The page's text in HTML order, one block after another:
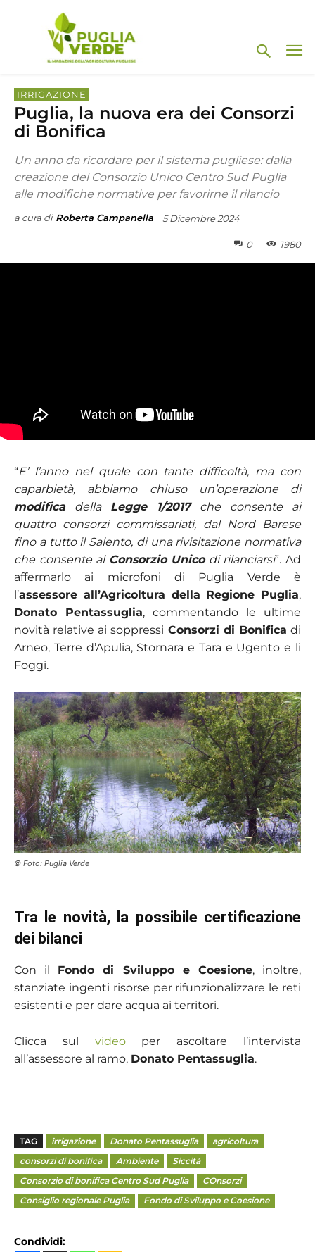
IRRIGAZIONE
Puglia, la nuova era dei Consorzi
di Bonifica
Un anno da ricordare per il sistema pugliese: dalla
creazione del Consorzio Unico Centro Sud Puglia
alle modifiche normative per favorirne il rilancio
a cura di Roberta Campanella 5 Dicembre 2024
0 1980
“E’ l’anno nel quale con tante difficoltà, ma con
caparbietà, abbiamo chiuso un’operazione di
modificadella Legge 1/2017che consente ai
quattro consorzi commissariati, dal Nord Barese
fino a tutto il Salento, di una rivisitazione normativa
che consente al Consorzio Unicodi rilanciarsi”. Ad
affermarlo ai microfoni di Puglia Verde è
l’assessore all’Agricoltura della Regione Puglia,
Donato Pentassuglia, commentando le ultime
novità relative ai soppressi Consorzi di Bonifica di
Arneo, Terre d’Apulia, Stornara e Tara e Ugento e li
Foggi.
© Foto: Puglia Verde
Tra le novità, la possibile certificazione
dei bilanci
Con il Fondo di Sviluppo e Coesione, inoltre,
stanziate ingenti risorse per rifunzionalizzare le reti
esistenti e per dare acqua ai territori.
Clicca sul videoper ascoltare l’intervista
all’assessore al ramo, Donato Pentassuglia.
TAG irrigazione Donato Pentassuglia
agricoltura
consorzi di bonifica
Ambiente
Siccità
Consorzio di bonifica Centro Sud Puglia
COnsorzi
Consiglio regionale Puglia
Fondo di Sviluppo e Coesione
Condividi: